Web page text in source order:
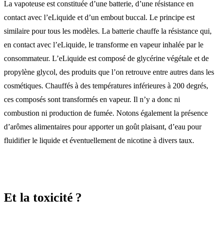
La vapoteuse est constituée d’une batterie, d’une résistance en
contact avec l’eLiquide et d’un embout buccal. Le principe est
similaire pour tous les modèles. La batterie chauffe la résistance qui,
en contact avec l’eLiquide, le transforme en vapeur inhalée par le
consommateur. L’eLiquide est composé de glycérine végétale et de
propylène glycol, des produits que l’on retrouve entre autres dans les
cosmétiques. Chauffés à des températures inférieures à 200 degrés,
ces composés sont transformés en vapeur. Il n’y a donc ni
combustion ni production de fumée. Notons également la présence
d’arômes alimentaires pour apporter un goût plaisant, d’eau pour
fluidifier le liquide et éventuellement de nicotine à divers taux.
Et la toxicité ?